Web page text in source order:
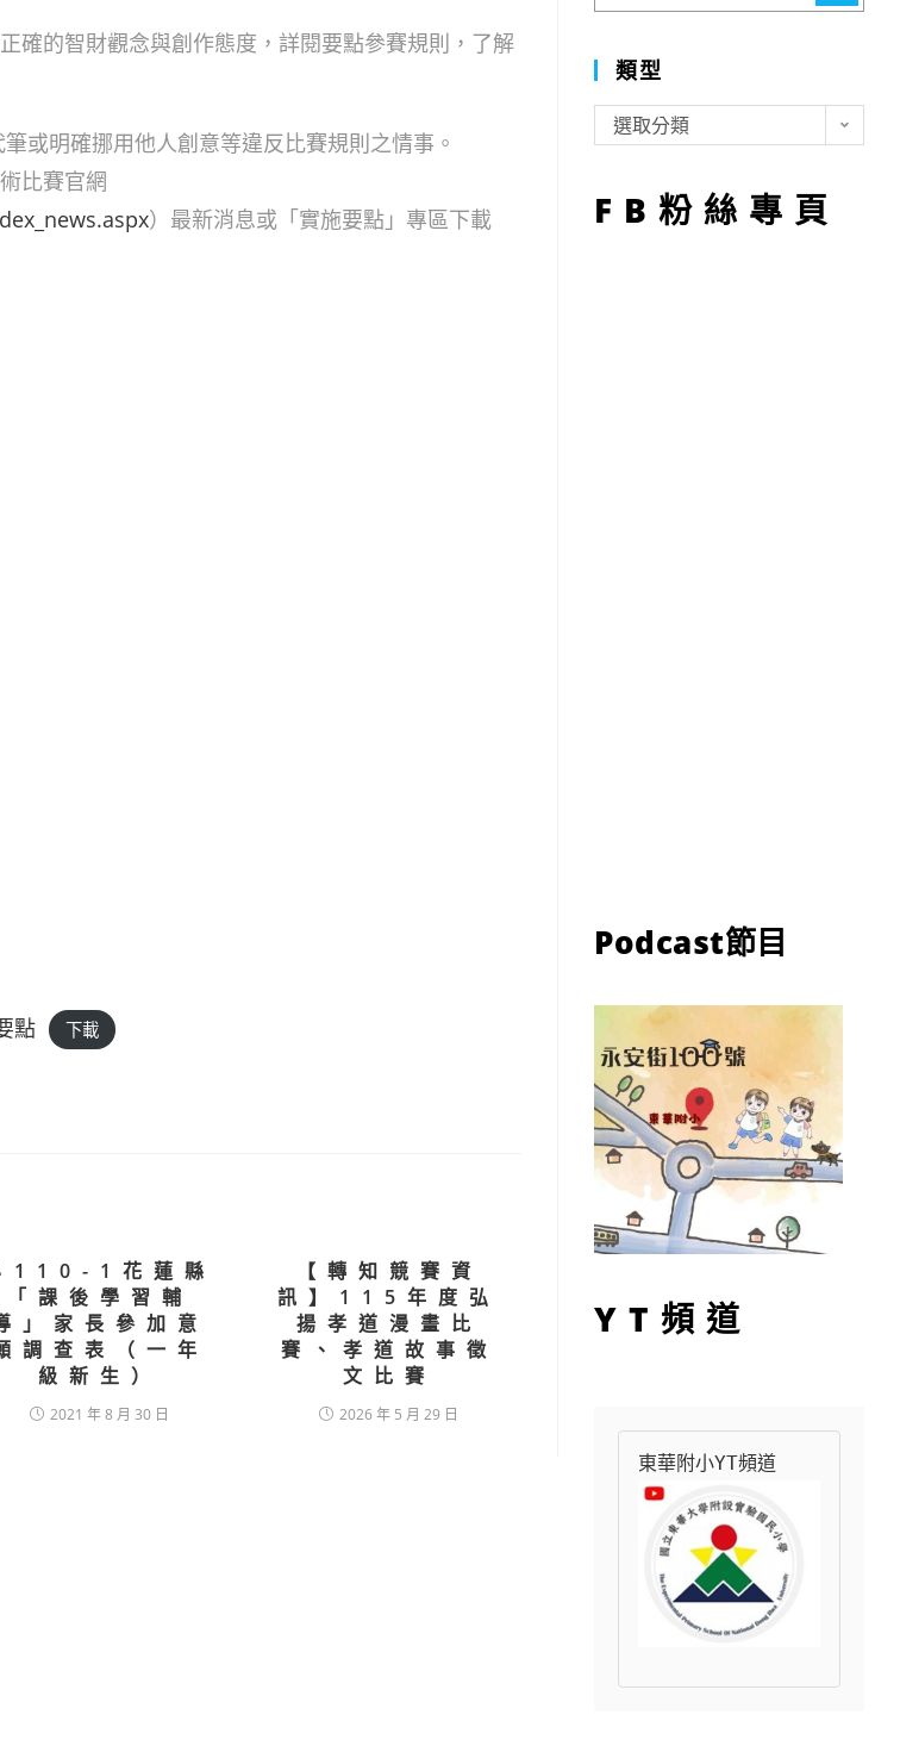
確的智財觀念與創作態度，詳閱要點參賽規則，了解
或明確挪用他人創意等違反比賽規則之情事。
比賽官網
）最新消息或「實施要點」專區下載
點 下載
1花蓮縣
「課後學習輔
」家長參加意
調查表（一年
級新生）
2021 年 8 月 30 日
【轉知競賽資
訊】115年度弘
揚孝道漫畫比
賽、孝道故事徵
文比賽
2026 年 5 月 29 日
類型
型
選取分類
FB粉絲專頁
Podcast節目
YT頻道
東華附小YT頻道